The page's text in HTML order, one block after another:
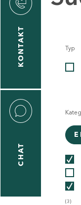
KONTAKT
CHAT
Typ
(3)